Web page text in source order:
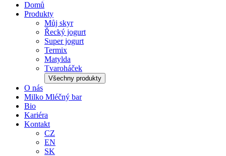
Domů
Produkty
Můj skyr
Řecký jogurt
Super jogurt
Termix
Matylda
Tvaroháček
Všechny produkty
O nás
Milko Mléčný bar
Bio
Kariéra
Kontakt
CZ
EN
SK